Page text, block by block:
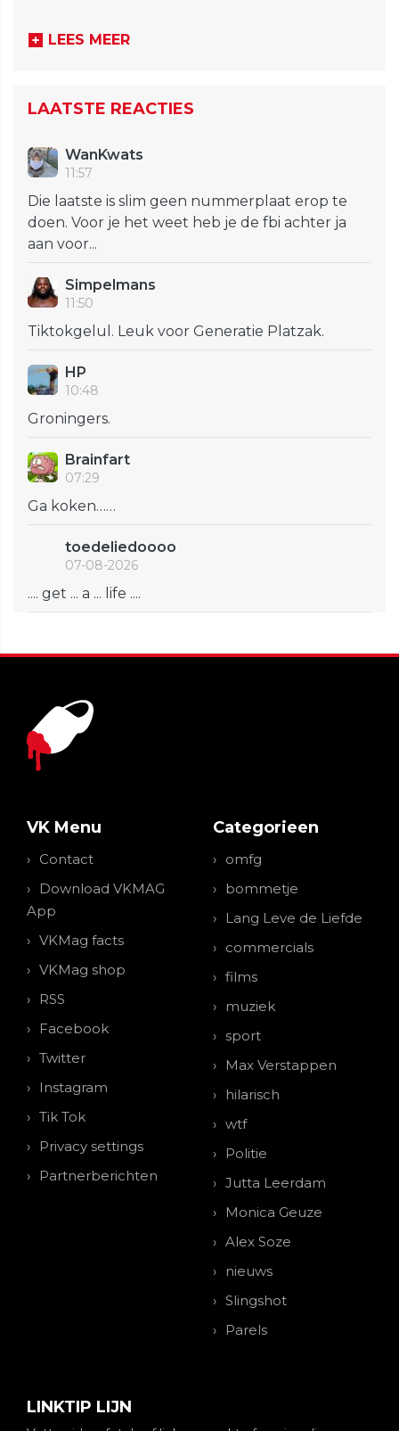
LEES MEER
LAATSTE REACTIES
WanKwats
11:57
Die laatste is slim geen nummerplaat erop te
doen. Voor je het weet heb je de fbi achter ja
aan voor...
Simpelmans
11:50
Tiktokgelul. Leuk voor Generatie Platzak.
HP
10:48
Groningers.
Brainfart
07:29
Ga koken……
toedeliedoooo
07-08-2026
.... get ... a ... life ....
VK Menu
Contact
Download VKMAG
App
VKMag facts
VKMag shop
RSS
Facebook
Twitter
Instagram
Tik Tok
Privacy settings
Partnerberichten
Categorieen
omfg
bommetje
Lang Leve de Liefde
commercials
films
muziek
sport
Max Verstappen
hilarisch
wtf
Politie
Jutta Leerdam
Monica Geuze
Alex Soze
nieuws
Slingshot
Parels
LINKTIP LIJN